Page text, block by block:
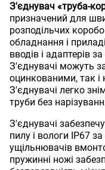
З'єднувач «труба-
призначений для
розподільчих
обладнання і
вводів і адаптерів
З'єднувачі можуть
оцинкованими, так
З'єднувачі легко
труби без
З'єднувачі
пилу і вологи IP67
ущільнювачів
пружинні ножі